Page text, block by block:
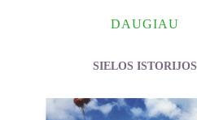
DAUGIAU
SIELOS ISTORIJOS
Zukav Gary